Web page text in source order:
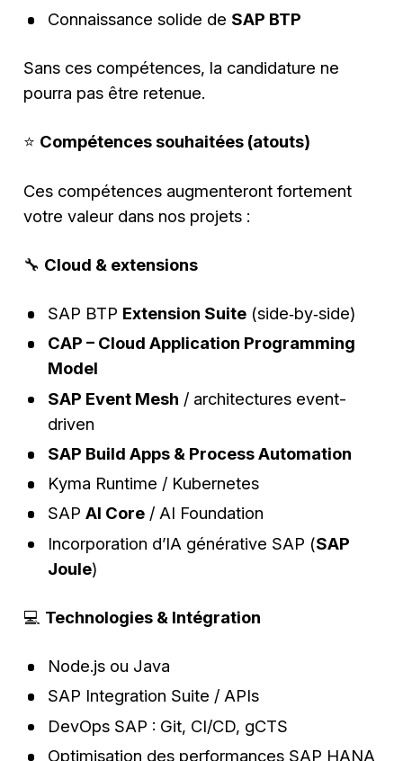
Connaissance solide de SAP BTP
Sans ces compétences, la candidature ne
pourra pas être retenue.
⭐ Compétences souhaitées (atouts)
Ces compétences augmenteront fortement
votre valeur dans nos projets :
🔧 Cloud & extensions
SAP BTP Extension Suite(side‑by‑side)
CAP – Cloud Application Programming
Model
SAP Event Mesh / architectures event-
driven
SAP Build Apps & Process Automation
Kyma Runtime / Kubernetes
SAP AI Core/ AI Foundation
Incorporation d’IA générative SAP (SAP
Joule)
💻 Technologies & Intégration
Node.js ou Java
SAP Integration Suite / APIs
DevOps SAP : Git, CI/CD, gCTS
Optimisation des performances SAP HANA